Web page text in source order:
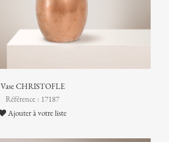
Vase CHRISTOFLE
Référence : 17187
Ajouter à votre liste